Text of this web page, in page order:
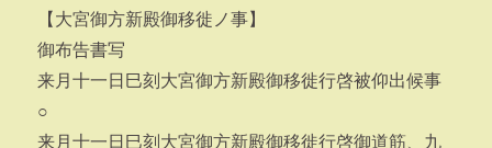
【大宮御方新殿御移徙ノ事】
御布告書写
来月十一日巳刻大宮御方新殿御移徙行啓被仰出候事
○
来月十一日巳刻大宮御方新殿御移徙行啓御道筋、九